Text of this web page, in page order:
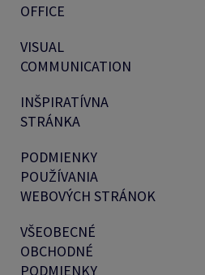
OFFICE
VISUAL
COMMUNICATION
INŠPIRATÍVNA
STRÁNKA
PODMIENKY
POUŽÍVANIA
WEBOVÝCH STRÁNOK
VŠEOBECNÉ
OBCHODNÉ
PODMIENKY